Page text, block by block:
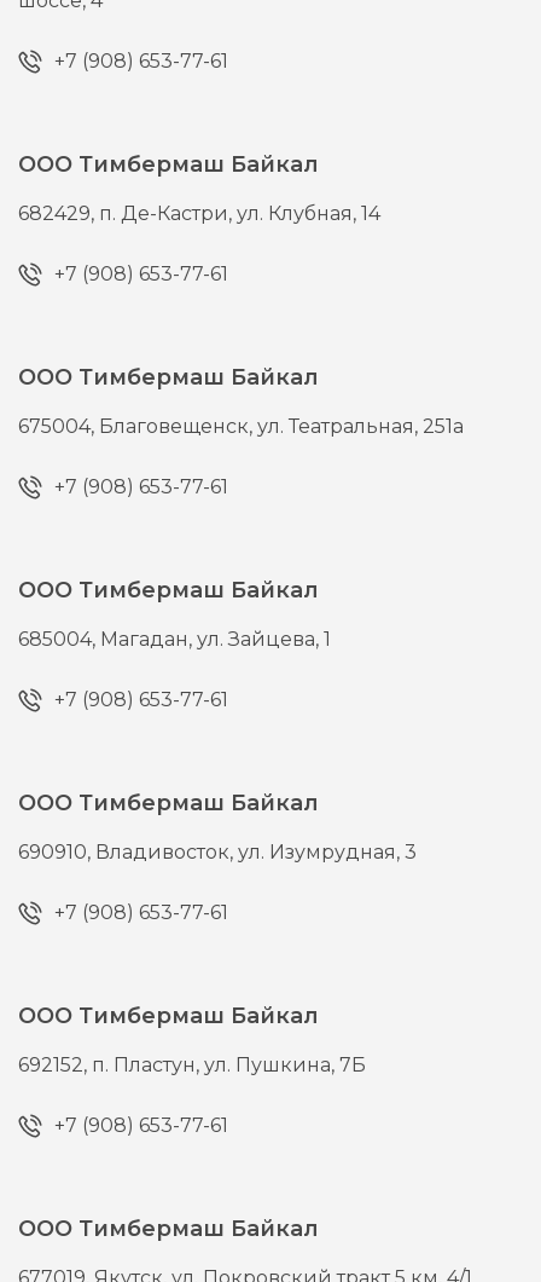
+7 (908) 653-77-61
ООО Тимбермаш Байкал
682429, п. Де-Кастри,ул. Клубная, 14
+7 (908) 653-77-61
ООО Тимбермаш Байкал
675004, Благовещенск,ул. Театральная, 251а
+7 (908) 653-77-61
ООО Тимбермаш Байкал
685004, Магадан,ул. Зайцева, 1
+7 (908) 653-77-61
ООО Тимбермаш Байкал
690910, Владивосток,ул. Изумрудная, 3
+7 (908) 653-77-61
ООО Тимбермаш Байкал
692152, п. Пластун,ул. Пушкина, 7Б
+7 (908) 653-77-61
ООО Тимбермаш Байкал